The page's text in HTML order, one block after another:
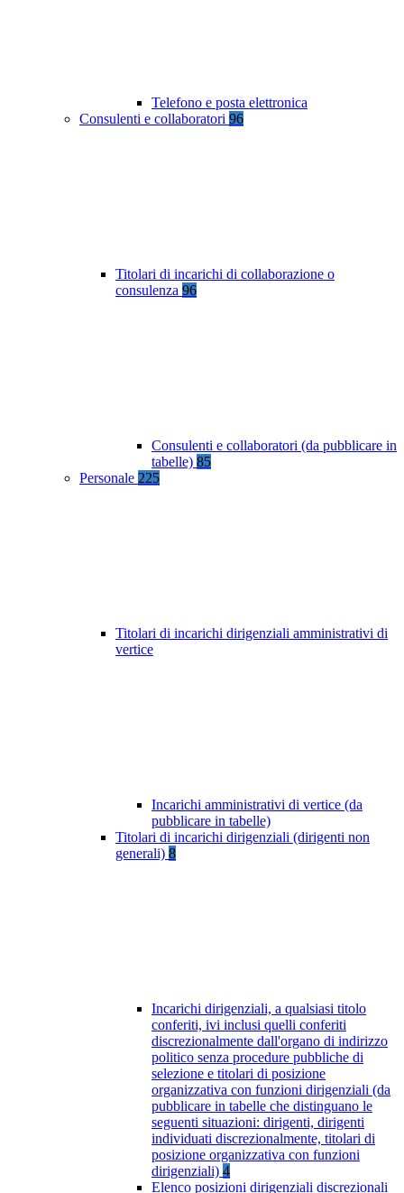
Telefono e posta elettronica
Consulenti e collaboratori 96
Titolari di incarichi di collaborazione o
consulenza 96
Consulenti e collaboratori (da pubblicare in
tabelle) 85
Personale 225
Titolari di incarichi dirigenziali amministrativi di
vertice
Incarichi amministrativi di vertice (da
pubblicare in tabelle)
Titolari di incarichi dirigenziali (dirigenti non
generali) 8
Incarichi dirigenziali, a qualsiasi titolo
conferiti, ivi inclusi quelli conferiti
discrezionalmente dall'organo di indirizzo
politico senza procedure pubbliche di
selezione e titolari di posizione
organizzativa con funzioni dirigenziali (da
pubblicare in tabelle che distinguano le
seguenti situazioni: dirigenti, dirigenti
individuati discrezionalmente, titolari di
posizione organizzativa con funzioni
dirigenziali) 4
Elenco posizioni dirigenziali discrezionali